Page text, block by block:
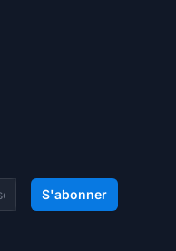
S'abonner